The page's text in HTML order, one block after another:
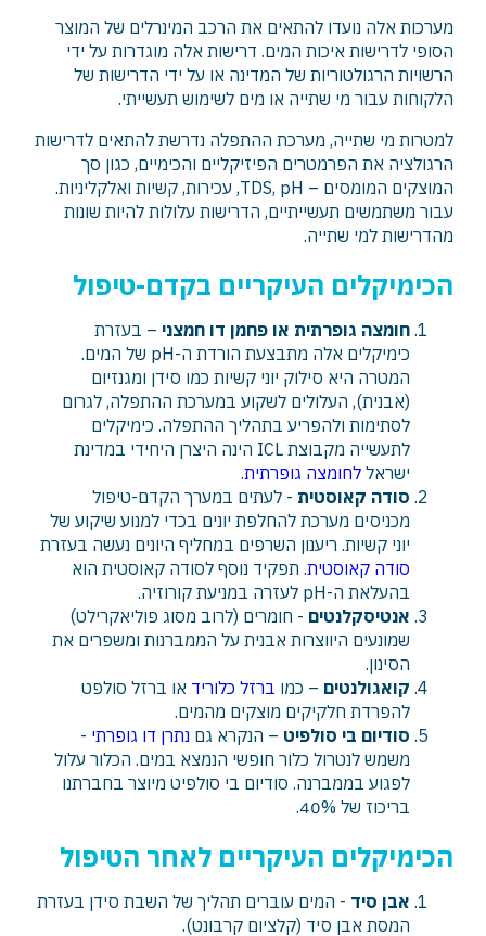
מערכות אלה נועדו להתאים את הרכב המינרלים של המוצר
הסופי לדרישות איכות המים. דרישות אלה מוגדרות על ידי
הרשויות הרגולטוריות של המדינה או על ידי הדרישות של
הלקוחות עבור מי שתייה או מים לשימוש תעשייתי.
למטרות מי שתייה, מערכת ההתפלה נדרשת להתאים לדרישות
הרגולציה את הפרמטרים הפיזיקליים והכימיים, כגון סך
המוצקים המומסים – TDS, pH, עכירות, קשיות ואלקליניות.
עבור משתמשים תעשייתיים, הדרישות עלולות להיות שונות
מהדרישות למי שתייה.
הכימיקלים העיקריים בקדם-טיפול
חומצה גופרתית או פחמן דו חמצני – בעזרת
כימיקלים אלה מתבצעת הורדת ה-pH של המים.
המטרה היא סילוק יוני קשיות כמו סידן ומגנזיום
(אבנית), העלולים לשקוע במערכת ההתפלה, לגרום
לסתימות ולהפריע בתהליך ההתפלה. כימיקלים
לתעשייה מקבוצת ICL הינה היצרן היחידי במדינת
ישראל לחומצה גופרתית.
סודה קאוסטית - לעתים במערך הקדם-טיפול
מכניסים מערכת להחלפת יונים בכדי למנוע שיקוע של
יוני קשיות. ריענון השרפים במחליף היונים נעשה בעזרת
סודה קאוסטית. תפקיד נוסף לסודה קאוסטית הוא
בהעלאת ה-pH לעזרה במניעת קורוזיה.
אנטיסקלנטים - חומרים (לרוב מסוג פוליאקרילט)
שמונעים היווצרות אבנית על הממברנות ומשפרים את
הסינון.
קואגולנטים – כמו ברזל כלוריד או ברזל סולפט
להפרדת חלקיקים מוצקים מהמים.
סודיום בי סולפיט – הנקרא גם נתרן דו גופרתי -
משמש לנטרול כלור חופשי הנמצא במים. הכלור עלול
לפגוע בממברנה. סודיום בי סולפיט מיוצר בחברתנו
בריכוז של 40%.
הכימיקלים העיקריים לאחר הטיפול
אבן סיד - המים עוברים תהליך של השבת סידן בעזרת
המסת אבן סיד (קלציום קרבונט).